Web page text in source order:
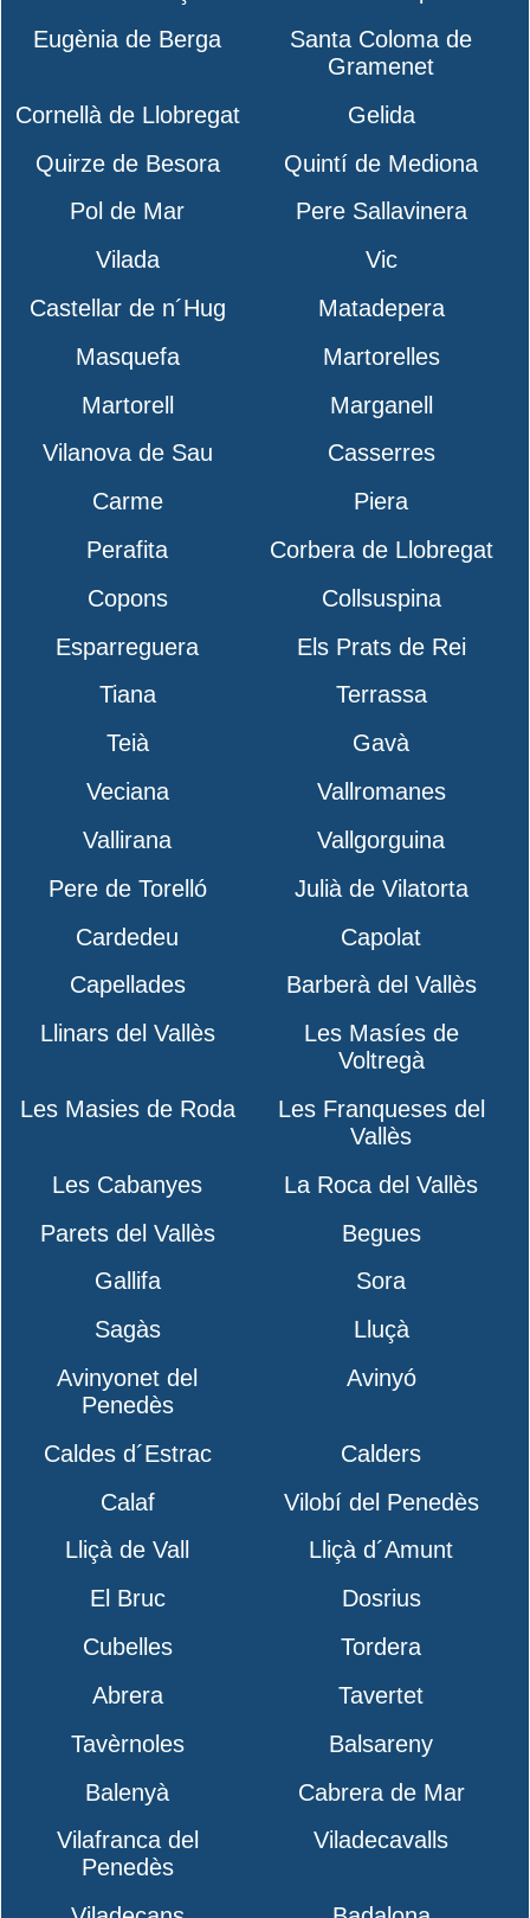
Eugènia de Berga
Santa Coloma de
Gramenet
Cornellà de Llobregat
Gelida
Quirze de Besora
Quintí de Mediona
Pol de Mar
Pere Sallavinera
Vilada
Vic
Castellar de n´Hug
Matadepera
Masquefa
Martorelles
Martorell
Marganell
Vilanova de Sau
Casserres
Carme
Piera
Perafita
Corbera de Llobregat
Copons
Collsuspina
Esparreguera
Els Prats de Rei
Tiana
Terrassa
Teià
Gavà
Veciana
Vallromanes
Vallirana
Vallgorguina
Pere de Torelló
Julià de Vilatorta
Cardedeu
Capolat
Capellades
Barberà del Vallès
Llinars del Vallès
Les Masíes de
Voltregà
Les Masies de Roda
Les Franqueses del
Vallès
Les Cabanyes
La Roca del Vallès
Parets del Vallès
Begues
Gallifa
Sora
Sagàs
Lluçà
Avinyonet del
Penedès
Avinyó
Caldes d´Estrac
Calders
Calaf
Vilobí del Penedès
Lliçà de Vall
Lliçà d´Amunt
El Bruc
Dosrius
Cubelles
Tordera
Abrera
Tavertet
Tavèrnoles
Balsareny
Balenyà
Cabrera de Mar
Vilafranca del
Penedès
Viladecavalls